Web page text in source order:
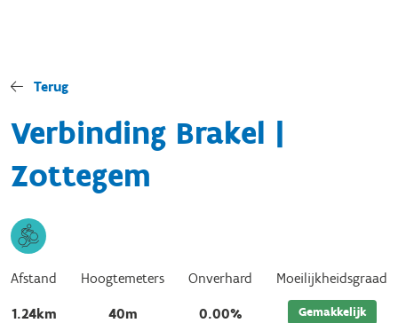
Terug
Verbinding Brakel |
Zottegem
Afstand
1.24km
Hoogtemeters
40m
Onverhard
0.00%
Moeilijkheidsgraad
Gemakkelijk